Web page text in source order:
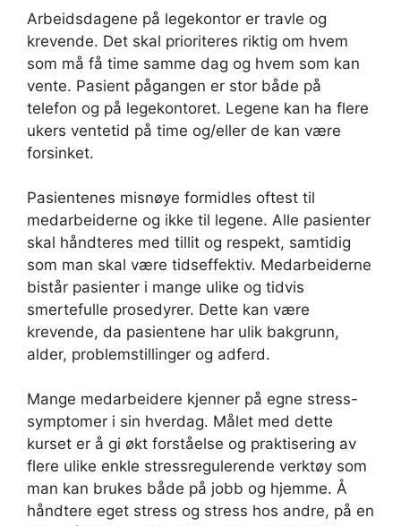
Arbeidsdagene på legekontor er travle og
krevende. Det skal prioriteres riktig om hvem
som må få time samme dag og hvem som kan
vente. Pasient pågangen er stor både på
telefon og på legekontoret. Legene kan ha flere
ukers ventetid på time og/eller de kan være
forsinket.
Pasientenes misnøye formidles oftest til
medarbeiderne og ikke til legene. Alle pasienter
skal håndteres med tillit og respekt, samtidig
som man skal være tidseffektiv. Medarbeiderne
bistår pasienter i mange ulike og tidvis
smertefulle prosedyrer. Dette kan være
krevende, da pasientene har ulik bakgrunn,
alder, problemstillinger og adferd.
Mange medarbeidere kjenner på egne stress-
symptomer i sin hverdag. Målet med dette
kurset er å gi økt forståelse og praktisering av
flere ulike enkle stressregulerende verktøy som
man kan brukes både på jobb og hjemme. Å
håndtere eget stress og stress hos andre, på en